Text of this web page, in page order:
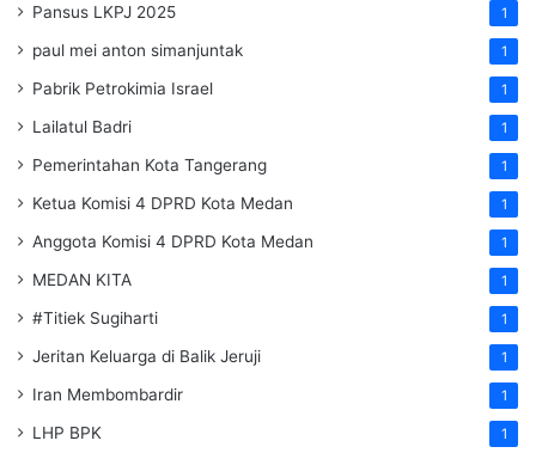
Pansus LKPJ 2025 1
paul mei anton simanjuntak 1
Pabrik Petrokimia Israel 1
Lailatul Badri 1
Pemerintahan Kota Tangerang 1
Ketua Komisi 4 DPRD Kota Medan 1
Anggota Komisi 4 DPRD Kota Medan 1
MEDAN KITA 1
#Titiek Sugiharti 1
Jeritan Keluarga di Balik Jeruji 1
Iran Membombardir 1
LHP BPK 1